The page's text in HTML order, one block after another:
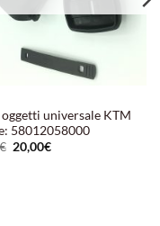
universale KTM
58012058000
Il
prezzo
20,00€Il